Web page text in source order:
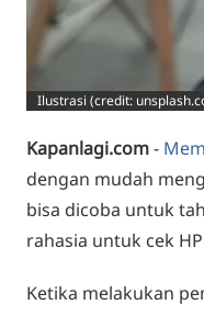
Ilustrasi (credit:
Kapanlagi.com-
dengan mudah
bisa dicoba untuk
rahasia untuk cek
Ketika melakukan